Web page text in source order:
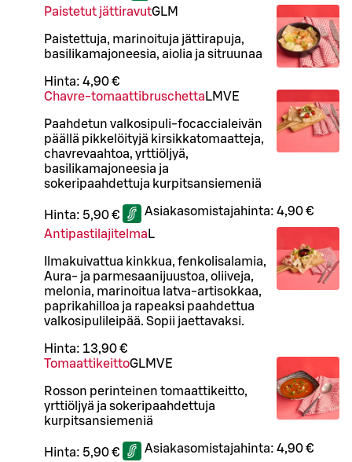
Paistetut jättiravutGLM
Paistettuja, marinoituja jättirapuja,
basilikamajoneesia, aiolia ja sitruunaa
Hinta: 4,90 €
Chavre-tomaattibruschetta LMVE
Paahdetun valkosipuli-focaccialeivän
päällä pikkelöityjä kirsikkatomaatteja,
chavrevaahtoa, yrttiöljyä,
basilikamajoneesia ja
sokeripaahdettuja kurpitsansiemeniä
Hinta: 5,90 € Asiakasomistajahinta: 4,90 €
Antipastilajitelma L
Ilmakuivattua kinkkua, fenkolisalamia,
Aura- ja parmesaanijuustoa, oliiveja,
melonia, marinoitua latva-artisokkaa,
paprikahilloa ja rapeaksi paahdettua
valkosipulileipää. Sopii jaettavaksi.
Hinta: 13,90 €
TomaattikeittoGLMVE
Rosson perinteinen tomaattikeitto,
yrttiöljyä ja sokeripaahdettuja
kurpitsansiemeniä
Hinta: 5,90 € Asiakasomistajahinta: 4,90 €